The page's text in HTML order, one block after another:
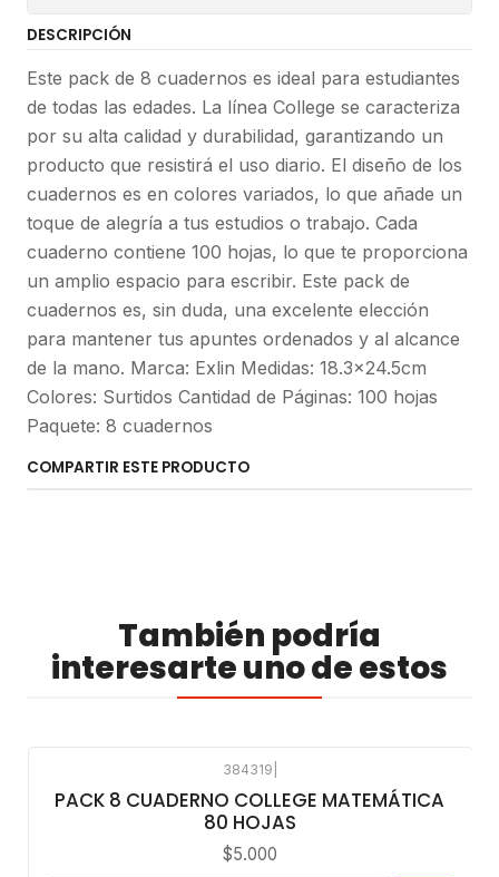
DESCRIPCIÓN
Este pack de 8 cuadernos es ideal para estudiantes
de todas las edades. La línea College se caracteriza
por su alta calidad y durabilidad, garantizando un
producto que resistirá el uso diario. El diseño de los
cuadernos es en colores variados, lo que añade un
toque de alegría a tus estudios o trabajo. Cada
cuaderno contiene 100 hojas, lo que te proporciona
un amplio espacio para escribir. Este pack de
cuadernos es, sin duda, una excelente elección
para mantener tus apuntes ordenados y al alcance
de la mano. Marca: Exlin Medidas: 18.3x24.5cm
Colores: Surtidos Cantidad de Páginas: 100 hojas
Paquete: 8 cuadernos
COMPARTIR ESTE PRODUCTO
También podría
interesarte uno de estos
384319
PACK 8 CUADERNO COLLEGE MATEMÁTICA
80 HOJAS
$5.000